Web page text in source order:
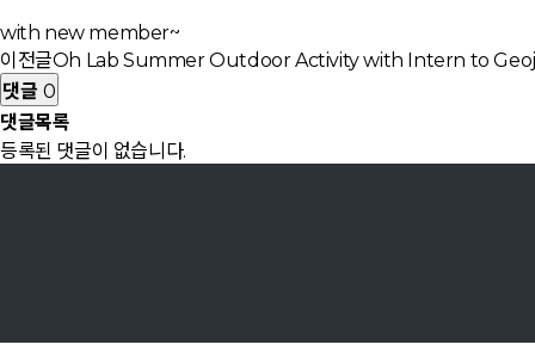
with new member~
이전글Oh Lab Summer Outdoor Activity with Intern to
댓글 0
댓글목록
등록된 댓글이 없습니다.